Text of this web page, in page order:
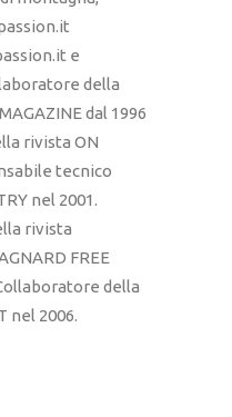
e
della
dal 1996
rivista ON
tecnico
nel 2001.
rivista
FREE
della
nel 2006.